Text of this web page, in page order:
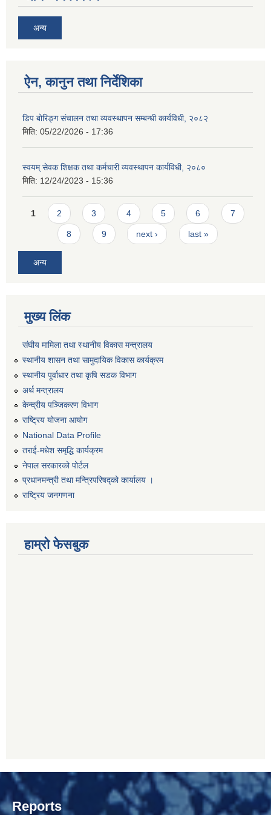
अन्य
ऐन, कानुन तथा निर्देशिका
डिप बोरिङ्ग संचालन तथा व्यवस्थापन सम्बन्धी कार्यविधी, २०८२
मिति: 05/22/2026 - 17:36
स्वयम् सेवक शिक्षक तथा कर्मचारी व्यवस्थापन कार्यविधी, २०८०
मिति: 12/24/2023 - 15:36
Pages
1 2 3 4 5 6 7
8 9 next › last »
अन्य
मुख्य लिंक
संघीय मामिला तथा स्थानीय विकास मन्त्रालय
स्थानीय शासन तथा सामुदायिक विकास कार्यक्रम
स्थानीय पूर्वाधार तथा कृषि सडक विभाग
अर्थ मन्त्रालय
केन्द्रीय पञ्जिकरण विभाग
राष्ट्रिय योजना आयोग
National Data Profile
तराई-मधेश समृद्धि कार्यक्रम
नेपाल सरकारको पोर्टल
प्रधानमन्त्री तथा मन्त्रिपरिषद्को कार्यालय ।
राष्ट्रिय जनगणना
हाम्रो फेसबुक
Reports